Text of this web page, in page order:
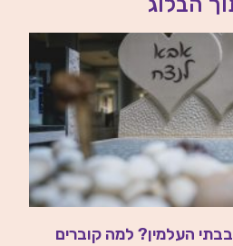
העלמין? למה קוברים